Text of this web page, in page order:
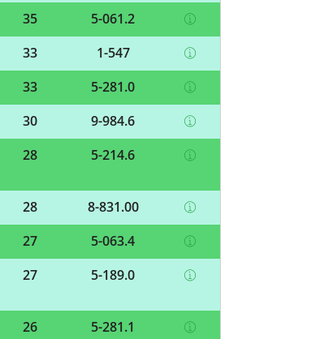
35
5-061.2
33
1-547
33
5-281.0
30
9-984.6
28 5-214.6
28
8-831.00
27
5-063.4
27 5-189.0
26
5-281.1